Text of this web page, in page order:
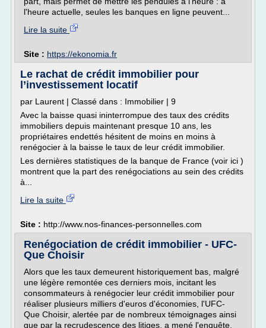
l'heure actuelle, seules les banques en ligne peuvent...
Lire la suite
Site : https://ekonomia.fr
Le rachat de crédit immobilier pour
l’investissement locatif
par Laurent | Classé dans : Immobilier | 9
Avec la baisse quasi ininterrompue des taux des crédits
immobiliers depuis maintenant presque 10 ans, les
propriétaires endettés hésitent de moins en moins à
renégocier à la baisse le taux de leur crédit immobilier.
Les dernières statistiques de la banque de France (voir ici )
montrent que la part des renégociations au sein des crédits
à...
Lire la suite
Site : http://www.nos-finances-personnelles.com
Renégociation de crédit immobilier - UFC-
Que Choisir
Alors que les taux demeurent historiquement bas, malgré
une légère remontée ces derniers mois, incitant les
consommateurs à renégocier leur crédit immobilier pour
réaliser plusieurs milliers d'euros d'économies, l'UFC-
Que Choisir, alertée par de nombreux témoignages ainsi
que par la recrudescence des litiges, a mené l'enquête.